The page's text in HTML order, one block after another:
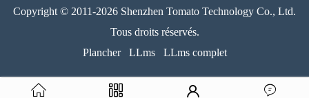
Copyright © 2011-2026 Shenzhen Tomato Technology Co., Ltd.
Tous droits réservés.
Plancher
LLms LLms complet